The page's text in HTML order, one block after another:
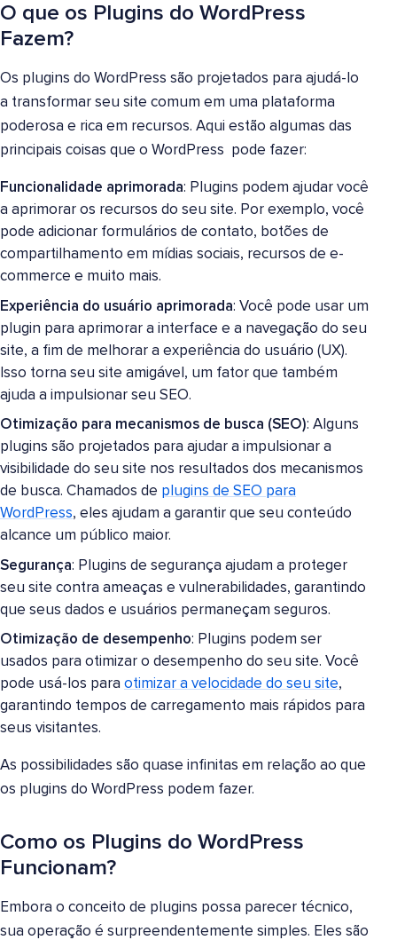
O que os Plugins do WordPress
Fazem?
Os plugins do WordPress são projetados para ajudá-lo
a transformar seu site comum em uma plataforma
poderosa e rica em recursos. Aqui estão algumas das
principais coisas que o WordPress pode fazer:
Funcionalidade aprimorada: Plugins podem ajudar você
a aprimorar os recursos do seu site. Por exemplo, você
pode adicionar formulários de contato, botões de
compartilhamento em mídias sociais, recursos de e-
commerce e muito mais.
Experiência do usuário aprimorada: Você pode usar um
plugin para aprimorar a interface e a navegação do seu
site, a fim de melhorar a experiência do usuário (UX).
Isso torna seu site amigável, um fator que também
ajuda a impulsionar seu SEO.
Otimização para mecanismos de busca (SEO): Alguns
plugins são projetados para ajudar a impulsionar a
visibilidade do seu site nos resultados dos mecanismos
de busca. Chamados de plugins de SEO para
WordPress, eles ajudam a garantir que seu conteúdo
alcance um público maior.
Segurança: Plugins de segurança ajudam a proteger
seu site contra ameaças e vulnerabilidades, garantindo
que seus dados e usuários permaneçam seguros.
Otimização de desempenho: Plugins podem ser
usados para otimizar o desempenho do seu site. Você
pode usá-los para otimizar a velocidade do seu site,
garantindo tempos de carregamento mais rápidos para
seus visitantes.
As possibilidades são quase infinitas em relação ao que
os plugins do WordPress podem fazer.
Como os Plugins do WordPress
Funcionam?
Embora o conceito de plugins possa parecer técnico,
sua operação é surpreendentemente simples. Eles são